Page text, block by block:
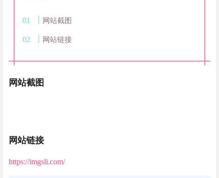
网站截图
网站链接
网站截图
网站链接
https://imgsli.com/